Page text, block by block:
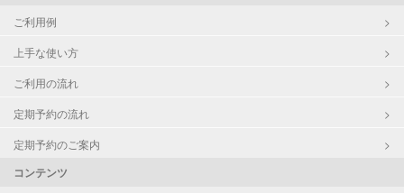
ご利用例
上手な使い方
ご利用の流れ
定期予約の流れ
定期予約のご案内
コンテンツ